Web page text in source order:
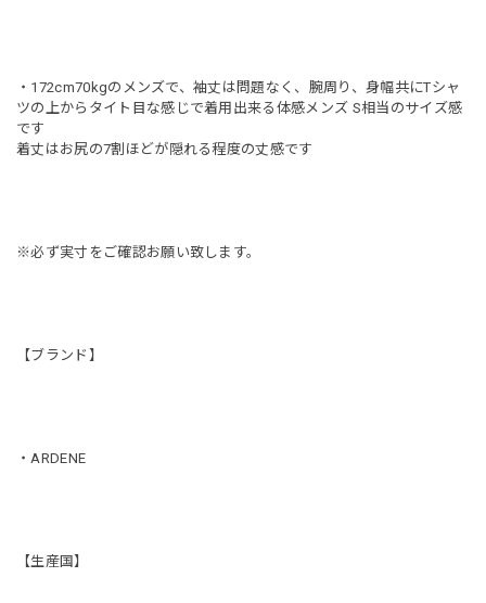
・172cm70kgのメンズで、袖丈は問題なく、腕周り、身幅共にTシャ
ツの上からタイト目な感じで着用出来る体感メンズ S相当のサイズ感
です
着丈はお尻の7割ほどが隠れる程度の丈感です
※必ず実寸をご確認お願い致します。
【ブランド】
・ARDENE
【生産国】